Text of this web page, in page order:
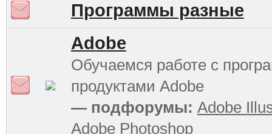
Программы разные
Adobe
Обучаемся работе с
продуктами Adobe
— подфорумы: Adobe
Adobe Photoshop